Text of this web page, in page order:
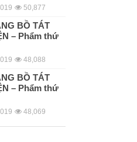
50,877
BỒ TÁT
– Phẩm thứ
48,088
BỒ TÁT
– Phẩm thứ
48,069